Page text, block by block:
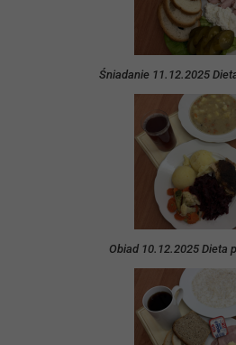
Śniadanie 11.12.2025
Obiad 10.12.2025 Dieta